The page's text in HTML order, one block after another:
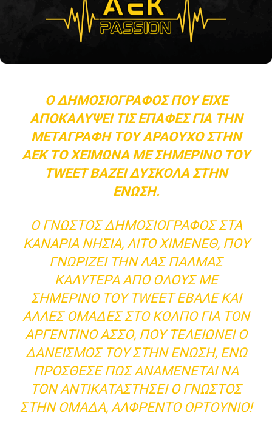
Ο ΔΗΜΟΣΙΟΓΡΆΦΟΣ ΠΟΥ ΕΊΧΕ
ΑΠΟΚΑΛΎΨΕΙ ΤΙΣ ΕΠΑΦΈΣ ΓΙΑ ΤΗΝ
ΜΕΤΑΓΡΑΦΉ ΤΟΥ ΑΡΑΟΎΧΟ ΣΤΗΝ
ΑΕΚ ΤΟ ΧΕΙΜΏΝΑ ΜΕ ΣΗΜΕΡΙΝΌ ΤΟΥ
TWEET ΒΆΖΕΙ ΔΎΣΚΟΛΑ ΣΤΗΝ
ΈΝΩΣΗ.
Ο ΓΝΩΣΤΌΣ ΔΗΜΟΣΙΟΓΡΆΦΟΣ ΣΤΑ
ΚΑΝΆΡΙΑ ΝΗΣΙΆ, ΛΊΤΟ ΧΙΜΈΝΕΘ, ΠΟΥ
ΓΝΩΡΊΖΕΙ ΤΗΝ ΛΑΣ ΠΆΛΜΑΣ
ΚΑΛΎΤΕΡΑ ΑΠΌ ΌΛΟΥΣ ΜΕ
ΣΗΜΕΡΙΝΌ ΤΟΥ TWEET ΈΒΑΛΕ ΚΑΙ
ΆΛΛΕΣ ΟΜΆΔΕΣ ΣΤΟ ΚΌΛΠΟ ΓΙΑ ΤΟΝ
ΑΡΓΕΝΤΊΝΟ ΆΣΣΟ, ΠΟΥ ΤΕΛΕΙΏΝΕΙ Ο
ΔΑΝΕΙΣΜΌΣ ΤΟΥ ΣΤΗΝ ΈΝΩΣΗ, ΕΝΏ
ΠΡΌΣΘΕΣΕ ΠΩΣ ΑΝΑΜΈΝΕΤΑΙ ΝΑ
ΤΟΝ ΑΝΤΙΚΑΤΑΣΤΉΣΕΙ Ο ΓΝΩΣΤΌΣ
ΣΤΗΝ ΟΜΆΔΑ, ΑΛΦΡΈΝΤΟ ΟΡΤΟΎΝΙΟ!